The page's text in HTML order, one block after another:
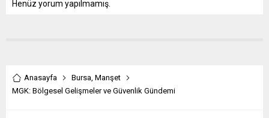
Henüz yorum yapılmamış.
Anasayfa Bursa, Manşet
MGK: Bölgesel Gelişmeler ve Güvenlik Gündemi